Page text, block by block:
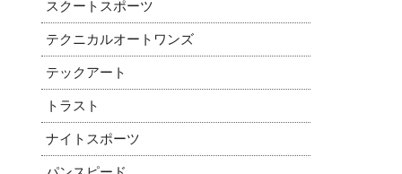
スクートスポーツ
テクニカルオートワンズ
テックアート
トラスト
ナイトスポーツ